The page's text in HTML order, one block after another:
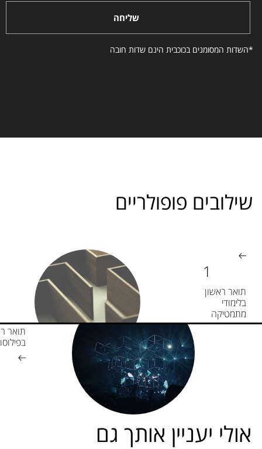
שליחה
*השדות המסומנים בכוכבית הינם שדות חובה
שילובים פופולריים
תואר
תואר ראשון
בלימודי
מתמטיקה
אולי יעניין אותך גם